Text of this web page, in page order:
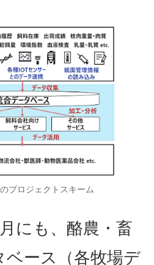
プロジェクトスキーム
にも、酪農・畜
ベース（各牧場デ